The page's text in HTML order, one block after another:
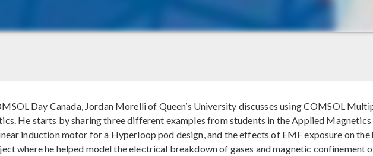
Day Canada, Jordan Morelli of Queen’s University discusses using COMSOL
He starts by sharing three different examples from students in the Applied
induction motor for a Hyperloop pod design, and the effects of EMF exposure on
where he helped model the electrical breakdown of gases and magnetic confinement